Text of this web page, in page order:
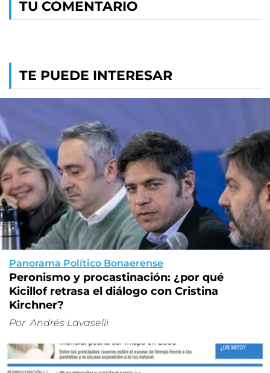
TU COMENTARIO
TE PUEDE INTERESAR
Panorama Político Bonaerense
Peronismo y procastinación: ¿por qué
Kicillof retrasa el diálogo con Cristina
Kirchner?
Por Andrés Lavaselli